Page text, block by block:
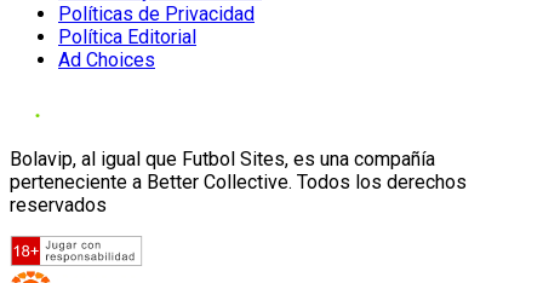
Políticas de Privacidad
Política Editorial
Ad Choices
Bolavip, al igual que Futbol Sites, es una compañía
perteneciente a Better Collective. Todos los derechos
reservados